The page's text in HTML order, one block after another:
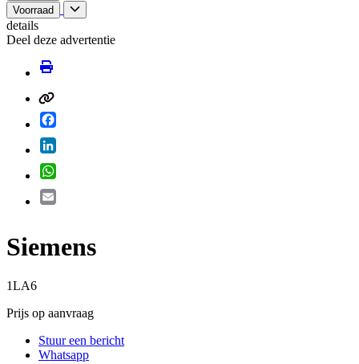
Voorraad
details
Deel deze advertentie
Siemens
1LA6
Prijs op aanvraag
Stuur een bericht
Whatsapp